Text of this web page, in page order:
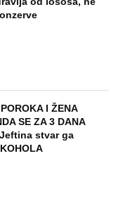
I ŽENA
SE ZA 3 DANA
stvar ga